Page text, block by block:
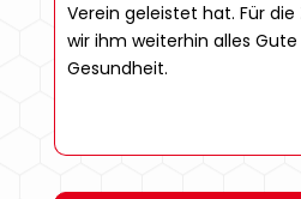
Verein geleistet hat. Für
wir ihm weiterhin alles
Gesundheit.